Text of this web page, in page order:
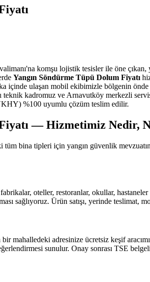
komşu lojistik tesisler ile öne
Yangın Söndürme Tüpü Dolum Fiyatı
ulaşan mobil ekibimizle bölgenin
kadromuz ve Arnavutköy merkezli servis
%100 uyumlu çözüm teslim edilir.
— Hizmetimiz Nedir,
bina tipleri için yangın güvenlik
oteller, restoranlar, okullar,
sağlıyoruz. Ürün satışı, yerinde teslimat,
mahalledeki adresinize ücretsiz keşif
sunulur. Onay sonrası TSE